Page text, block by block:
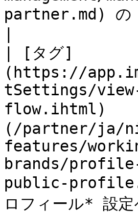
partner.md) の
| [タグ]
(https://
tSettings/
flow.ihtml)
(/partner/ja/
features/
brands/profile-
public-
ロフィール*